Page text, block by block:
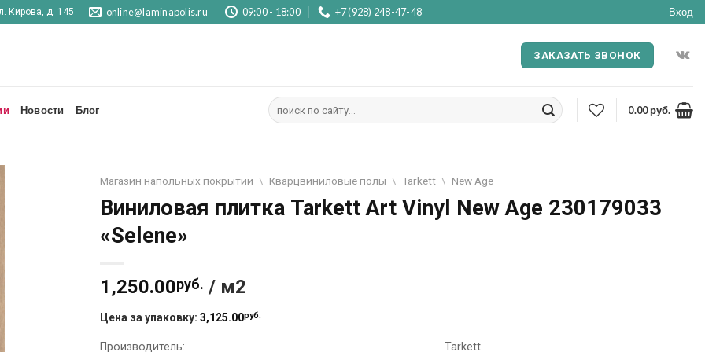
Кирова, д. 145 online@laminapolis.ru 09:00 - 18:00 +7 (928) 248-47-48 Вход
ЗАКАЗАТЬ ЗВОНОК
Новости Блог
Искать:
0.00руб.
Магазин напольных покрытий \ Кварцвиниловые полы \ Tarkett \ New Age
Виниловая плитка Tarkett Art Vinyl New Age 230179033
«Selene»
1,250.00руб. / м2
Цена за упаковку: 3,125.00руб.
Производитель:
Tarkett